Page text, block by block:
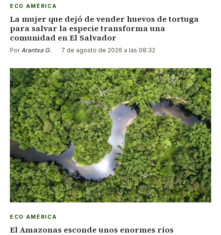
ECO AMÉRICA
La mujer que dejó de vender huevos de tortuga
para salvar la especie transforma una
comunidad en El Salvador
Por Arantxa G. · 7 de agosto de 2026 a las 08:32
ECO AMÉRICA
El Amazonas esconde unos enormes ríos